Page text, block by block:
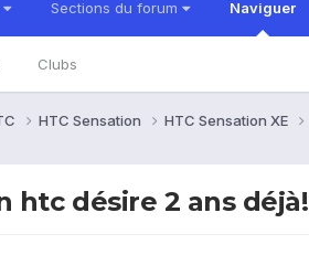
Sections du forum Naviguer
Clubs
HTC Sensation HTC Sensation XE
htc désire 2 ans déjà!